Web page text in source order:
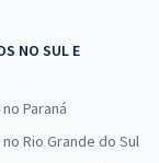
NO SUL E
Paraná
Rio Grande do Sul